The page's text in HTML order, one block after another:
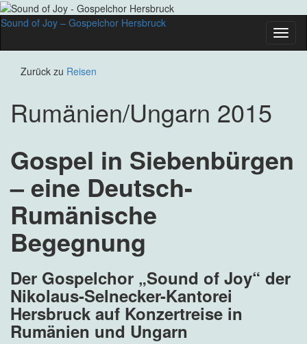
Sound of Joy – Gospelchor Hersbruck
Zurück zu Reisen
Rumänien/Ungarn 2015
Gospel in Siebenbürgen
– eine Deutsch-
Rumänische
Begegnung
Der Gospelchor „Sound of Joy“ der
Nikolaus-Selnecker-Kantorei
Hersbruck auf Konzertreise in
Rumänien und Ungarn